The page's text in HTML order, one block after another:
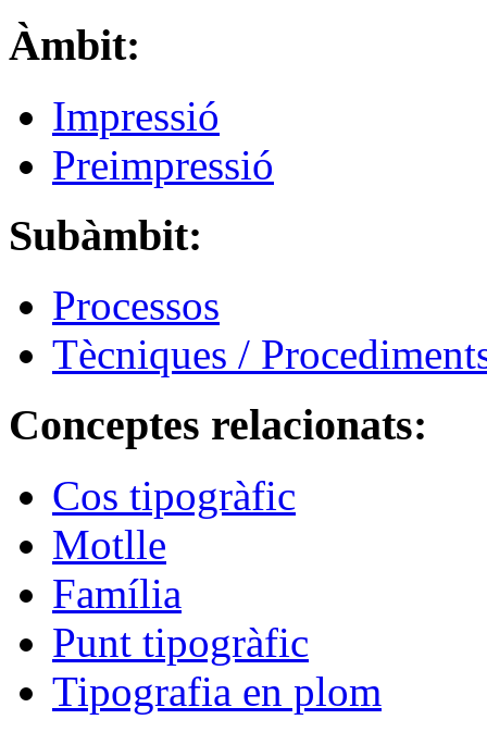
Àmbit:
Impressió
Preimpressió
Subàmbit:
Processos
Tècniques /
Conceptes relacionats:
Cos tipogràfic
Motlle
Família
Punt tipogràfic
Tipografia en plom